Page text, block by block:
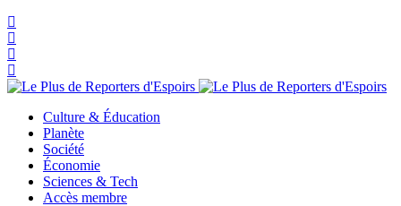
Culture & Éducation
Planète
Société
Économie
Sciences & Tech
Accès membre